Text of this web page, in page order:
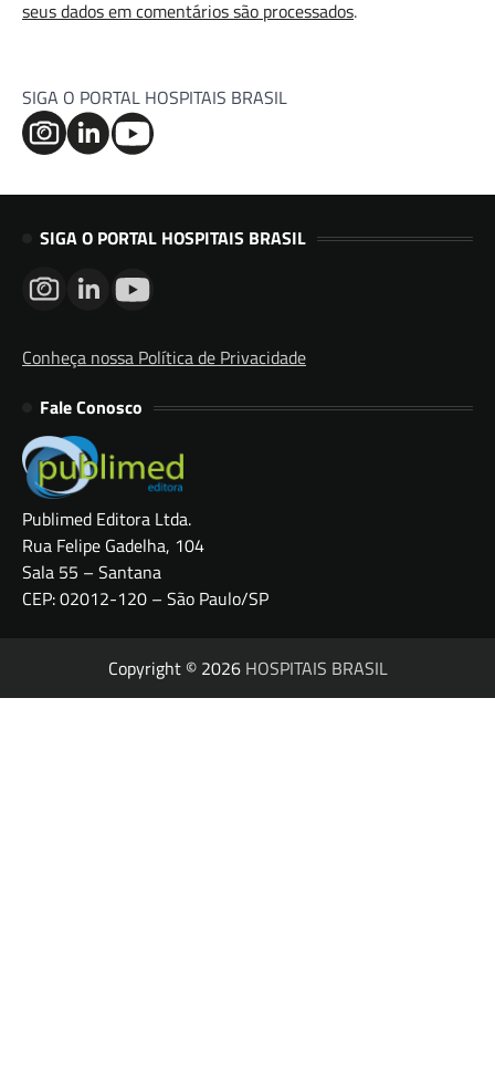
seus dados em comentários são processados.
SIGA O PORTAL HOSPITAIS BRASIL
SIGA O PORTAL HOSPITAIS BRASIL
Conheça nossa Política de Privacidade
Fale Conosco
Publimed Editora Ltda.
Rua Felipe Gadelha, 104
Sala 55 – Santana
CEP: 02012-120 – São Paulo/SP
Copyright © 2026 HOSPITAIS BRASIL